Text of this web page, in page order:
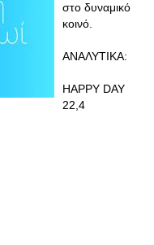
στο δυναμικό
κοινό.
ΑΝΑΛΥΤΙΚΑ:
HAPPY DAY
22,4